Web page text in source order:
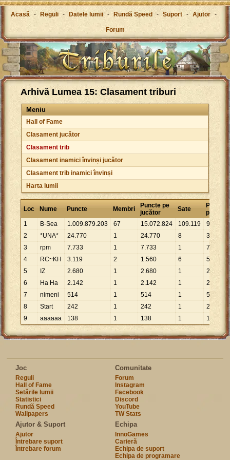
Acasă - Reguli - Datele lumii - Rundă Speed - Suport - Ajutor -
Forum
Arhivă Lumea 15: Clasament triburi
Meniu
Hall of Fame
Clasament jucător
Clasament trib
Clasament inamici învinși jucător
Clasament trib inamici învinși
Harta lumii
Loc Nume Puncte Membri
Puncte pe
jucător
Sate
Puncte
pe sat
1
B-Sea 1.009.879.203 67 15.072.824 109.119 9 255
2
*UNA* 24.770 1 24.770 8 3
096
3
rpm 7.733 1 7.733 1 7
4
RC~KH 3.119 2 1.560 6
520
5
IZ 2.680 1 2.680 1 2.
6
Ha Ha 2.142 1 2.142 1 2
7
nimeni 514 1 514 1
514
8
Start 242 1 242 1
242
9
aaaaaa 138 1 138 1 138
Joc
Reguli
Hall of Fame
Setările lumii
Statistici
Rundă Speed
Wallpapers
Comunitate
Forum
Instagram
Facebook
Discord
YouTube
TW Stats
Ajutor & Suport
Ajutor
Întrebare suport
Întrebare forum
Echipa
InnoGames
Carieră
Echipa de suport
Echipa de programare